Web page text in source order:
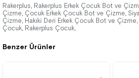
%42İndirim
Ücretsiz
Kargo
2.699,90
4.629,90 ₺
Benzer Ürünler
Rakerplus, Rakerplus Erkek Çocuk Bot ve
Çizme, Çocuk Erkek Çocuk Bot ve Çizme,
Çizme, Hakiki Deri Erkek Çocuk Bot ve Çizme,
Çocuk, Rakerplus Çocuk,